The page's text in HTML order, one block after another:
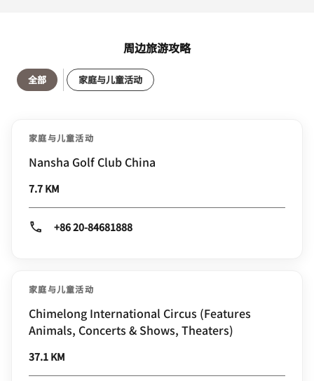
周边旅游攻略
全部 家庭与儿童活动
家庭与儿童活动
Nansha Golf Club China
7.7 KM
+86 20-84681888
家庭与儿童活动
Chimelong International Circus (Features
Animals, Concerts & Shows, Theaters)
37.1 KM